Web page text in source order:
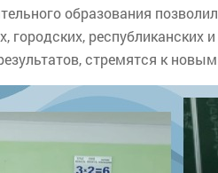
образования
республиканских
стремятся к